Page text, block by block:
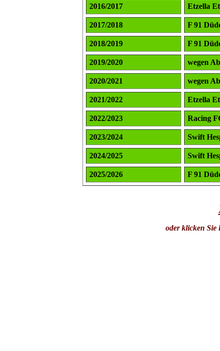
2016/2017 Etzella
2017/2018 F 91
2018/2019 F 91
2019/2020 wegen
2020/2021 wegen
2021/2022 Etzella
2022/2023 Racing
2023/2024 Swift
2024/2025 Swift
2025/2026 F 91
oder klicken Sie